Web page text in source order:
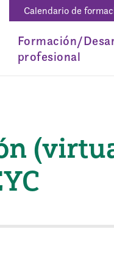
Calendario de
Formación/
profesional